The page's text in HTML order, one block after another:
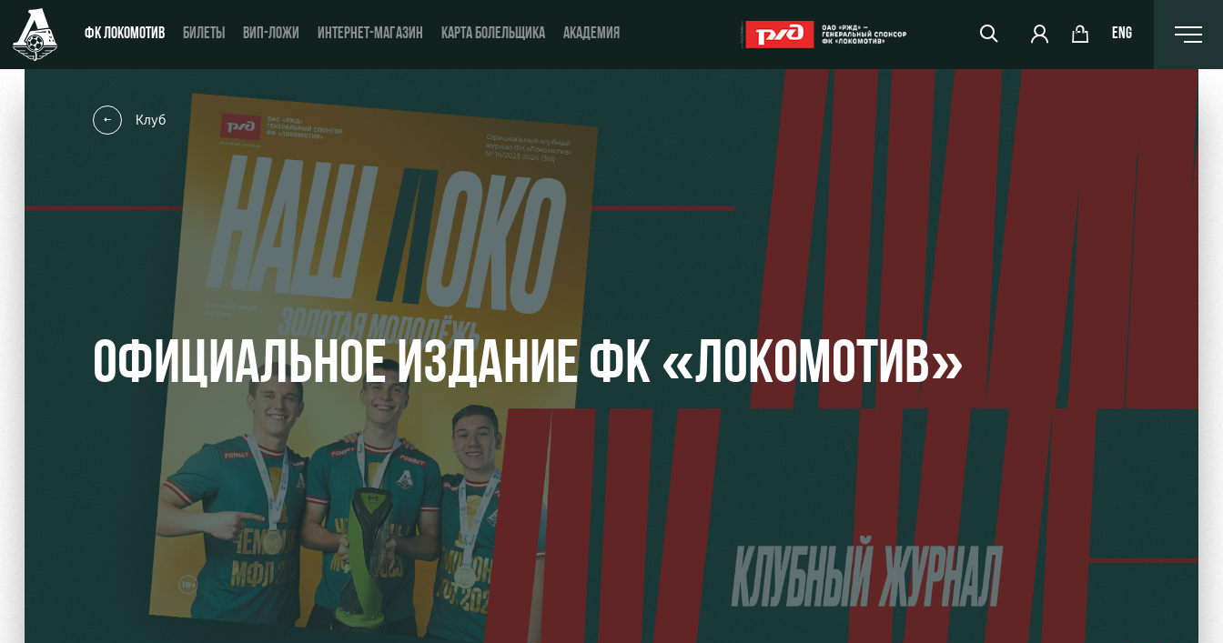
ФК ЛОКОМОТИВ БИЛЕТЫ ВИП-ЛОЖИ ИНТЕРНЕТ-МАГАЗИН КАРТА БОЛЕЛЬЩИКА АКАДЕМИЯ ENG
Календарь
День матча
Купить билет
ВИП-ЛОЖИ
ВИП-ЗОНЫ
СЕМЕЙНЫЙ СЕКТОР
Туры по стадиону
Места для МГН
О Клубе
История
Спонсоры
Стать партнером
Антидопинг
ЖФК «Локомотив»
Молодёжка-юноши
Молодёжка-девушки
РЖД Арена
Организация мероприятий
Аренда полей
Аренда площадей
Ледовый дворец
Занятия спортом
Информация для болельщиков
Банковская карта «Локомотив»
Заставки
Парковка
Клуб
ОФИЦИАЛЬНОЕ ИЗДАНИЕ ФК «ЛОКОМОТИВ»